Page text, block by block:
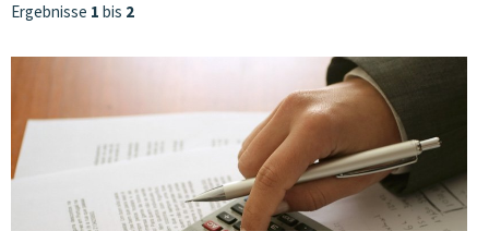
Ergebnisse 1 bis 2